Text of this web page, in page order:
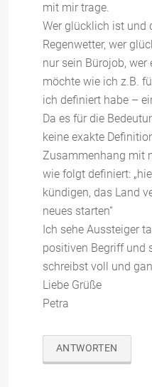
mit mir trage.
Wer glücklich ist und
Regenwetter, wer
nur sein Bürojob, wer
möchte wie ich z.B.
ich definiert habe –
Da es für die
keine exakte
Zusammenhang mit
wie folgt definiert:
kündigen, das Land
neues starten“
Ich sehe Aussteiger
positiven Begriff und
schreibst voll und
Liebe Grüße
Petra
ANTWORTEN